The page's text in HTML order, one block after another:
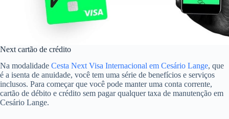
Next cartão de crédito
Na modalidade Cesta Next Visa Internacional em Cesário Lange, que
é a isenta de anuidade, você tem uma série de benefícios e serviços
inclusos. Para começar que você pode manter uma conta corrente,
cartão de débito e crédito sem pagar qualquer taxa de manutenção em
Cesário Lange.